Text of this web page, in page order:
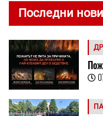
Последни